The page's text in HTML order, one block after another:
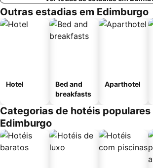
Outras estadias em Edimburgo
Hotel
Bed and
breakfasts
Aparthotel
Categorias de hotéis populares
Edimburgo